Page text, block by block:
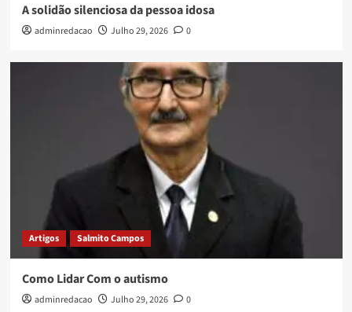
A solidão silenciosa da pessoa idosa
adminredacao Julho 29, 2026 0
Artigos Salmito Campos
Como Lidar Com o autismo
adminredacao Julho 29, 2026 0